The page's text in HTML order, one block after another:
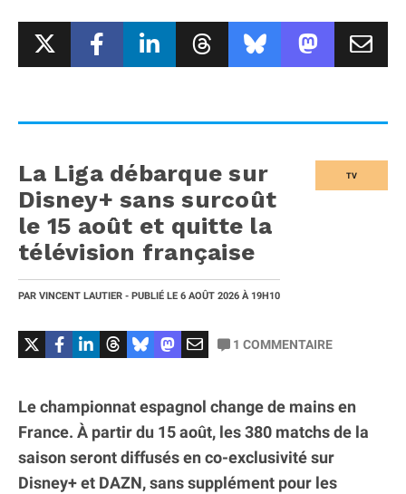
TV
La Liga débarque sur
Disney+ sans surcoût
le 15 août et quitte la
télévision française
PAR VINCENT LAUTIER - PUBLIÉ LE 6 AOÛT 2026 À 19H10
1 COMMENTAIRE
Le championnat espagnol change de mains en
France. À partir du 15 août, les 380 matchs de la
saison seront diffusés en co-exclusivité sur
Disney+ et DAZN, sans supplément pour les